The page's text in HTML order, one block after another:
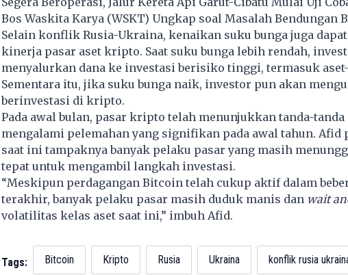
Bos Waskita Karya (WSKT) Ungkap soal Masalah Bendungan
Selain konflik Rusia-Ukraina, kenaikan suku bunga juga
kinerja pasar aset kripto. Saat suku bunga lebih rendah,
menyalurkan dana ke investasi berisiko tinggi, termasuk
Sementara itu, jika suku bunga naik, investor pun akan
berinvestasi di kripto.
Pada awal bulan, pasar kripto telah menunjukkan tanda-
mengalami pelemahan yang signifikan pada awal tahun. Afid
saat ini tampaknya banyak pelaku pasar yang masih
tepat untuk mengambil langkah investasi.
“Meskipun perdagangan Bitcoin telah cukup aktif dalam
terakhir, banyak pelaku pasar masih duduk manis dan wait
volatilitas kelas aset saat ini,” imbuh Afid.
Tags: Bitcoin Kripto Rusia Ukraina konflik rusia